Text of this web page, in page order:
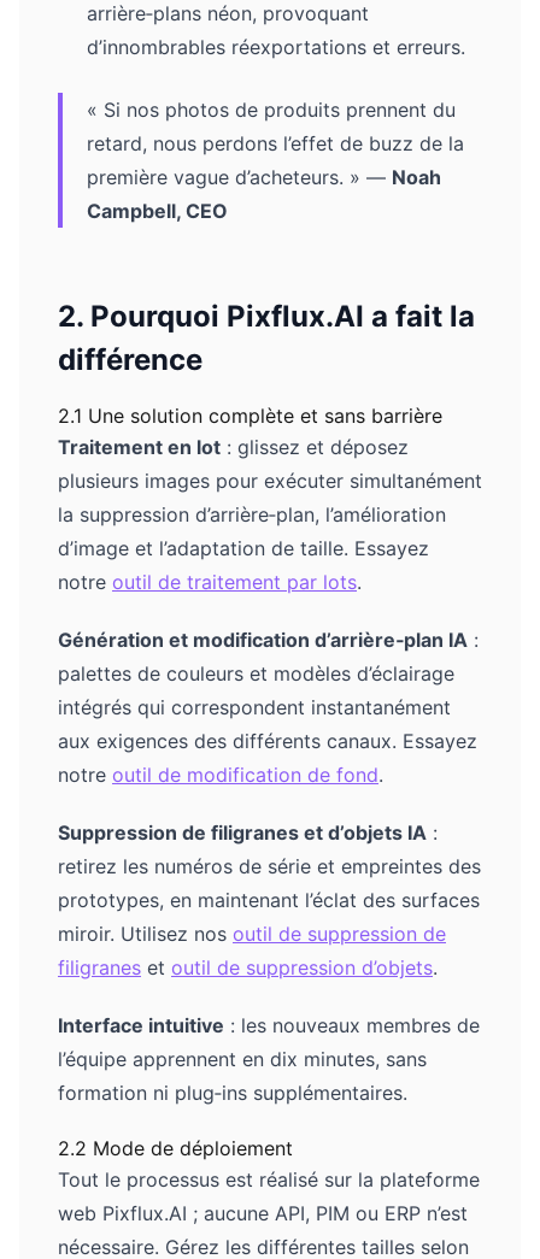
arrière‑plans néon, provoquant
d’innombrables réexportations et erreurs.
« Si nos photos de produits prennent du
retard, nous perdons l’effet de buzz de la
première vague d’acheteurs. » — Noah
Campbell, CEO
2. Pourquoi Pixflux.AI a fait la
différence
2.1 Une solution complète et sans barrière
Traitement en lot : glissez et déposez
plusieurs images pour exécuter simultanément
la suppression d’arrière‑plan, l’amélioration
d’image et l’adaptation de taille. Essayez
notre outil de traitement par lots.
Génération et modification d’arrière‑plan IA :
palettes de couleurs et modèles d’éclairage
intégrés qui correspondent instantanément
aux exigences des différents canaux. Essayez
notre outil de modification de fond.
Suppression de filigranes et d’objets IA :
retirez les numéros de série et empreintes des
prototypes, en maintenant l’éclat des surfaces
miroir. Utilisez nos outil de suppression de
filigranes et outil de suppression d’objets.
Interface intuitive : les nouveaux membres de
l’équipe apprennent en dix minutes, sans
formation ni plug‑ins supplémentaires.
2.2 Mode de déploiement
Tout le processus est réalisé sur la plateforme
web Pixflux.AI ; aucune API, PIM ou ERP n’est
nécessaire. Gérez les différentes tailles selon